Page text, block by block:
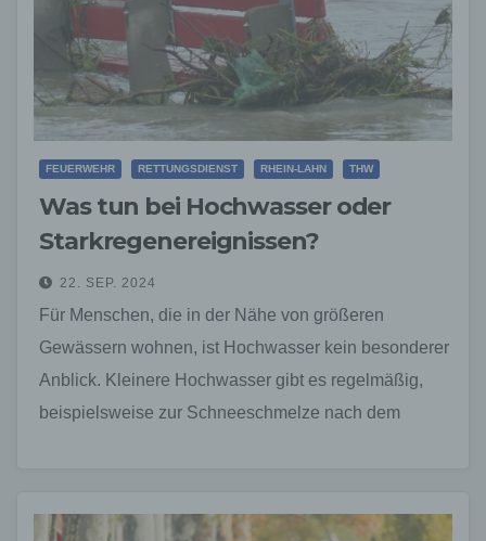
FEUERWEHR RETTUNGSDIENST RHEIN-LAHN THW
Was tun bei Hochwasser oder
Starkregenereignissen?
22. SEP. 2024
Für Menschen, die in der Nähe von größeren
Gewässern wohnen, ist Hochwasser kein besonderer
Anblick. Kleinere Hochwasser gibt es regelmäßig,
beispielsweise zur Schneeschmelze nach dem